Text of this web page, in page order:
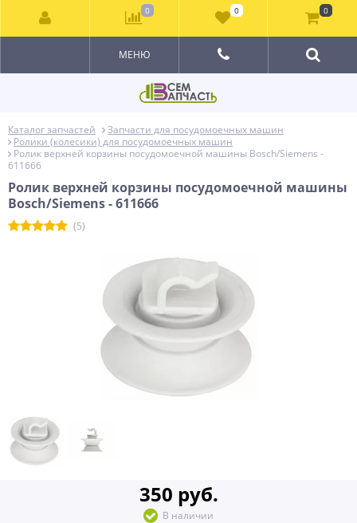
МЕНЮ
Каталог запчастей
Запчасти для посудомоечных машин
Ролики (колесики) для посудомоечных машин
Ролик верхней корзины посудомоечной машины Bosch/Siemens -
611666
Ролик верхней корзины посудомоечной машины
Bosch/Siemens - 611666
(5)
350 руб.
В наличии
0 0 0